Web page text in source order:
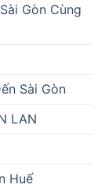
Gòn Cùng
Sài Gòn
LAN
Huế